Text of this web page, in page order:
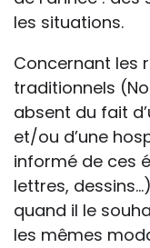
les situations.
Concernant les
traditionnels
absent du fait
et/ou d’une
informé de ces
lettres,
quand il le
les mêmes